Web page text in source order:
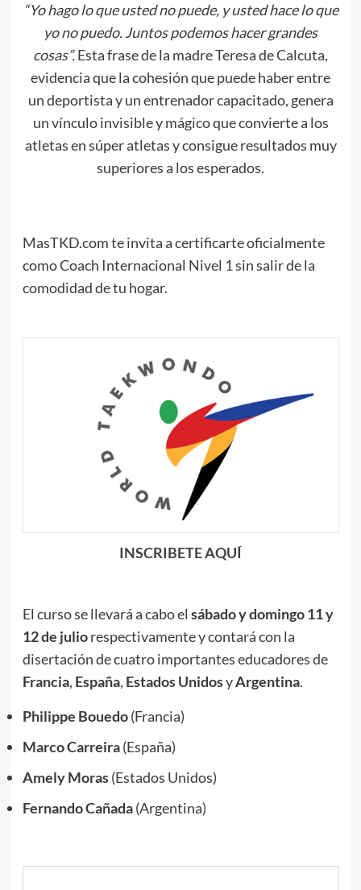
“Yo hago lo que usted no puede, y usted hace lo que
yo no puedo. Juntos podemos hacer grandes
cosas”.Esta frase de la madre Teresa de Calcuta,
evidencia que la cohesión que puede haber entre
un deportista y un entrenador capacitado, genera
un vínculo invisible y mágico que convierte a los
atletas en súper atletas y consigue resultados muy
superiores a los esperados.
MasTKD.com te invita a certificarte oficialmente
como Coach Internacional Nivel 1 sin salir de la
comodidad de tu hogar.
INSCRIBETE AQUÍ
El curso se llevará a cabo el sábadoydomingo 11y
12 de juliorespectivamente y contará con la
disertación de cuatro importantes educadores de
Francia, España, Estados UnidosyArgentina.
Philippe Bouedo(Francia)
MarcoCarreira(España)
Amely Moras(Estados Unidos)
FernandoCañada(Argentina)